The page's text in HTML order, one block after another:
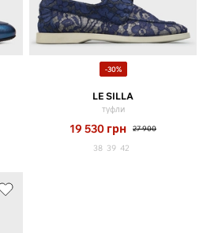
-30%
LE SILLA
туфли
19 530 грн 27 900
38 39 42